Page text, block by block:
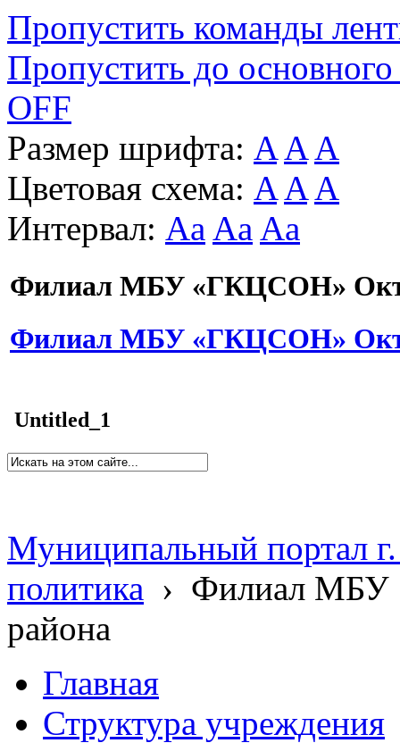
Пропустить команды
Пропустить до основного
OFF
Размер шрифта: A A A
Цветовая схема: A A A
Интервал: Aa Aa Aa
Филиал МБУ «ГКЦСОН»
Филиал МБУ «ГКЦСОН»
Untitled_1
Муниципальный портал
политика › Филиал МБУ
района
Главная
Структура учреждения